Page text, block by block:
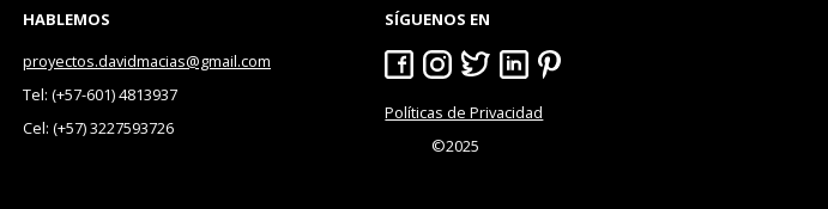
HABLEMOS
proyectos.davidmacias@gmail.com
Tel: (+57-601) 4813937
Cel: (+57) 3227593726
SÍGUENOS EN
Políticas de Privacidad
©2025